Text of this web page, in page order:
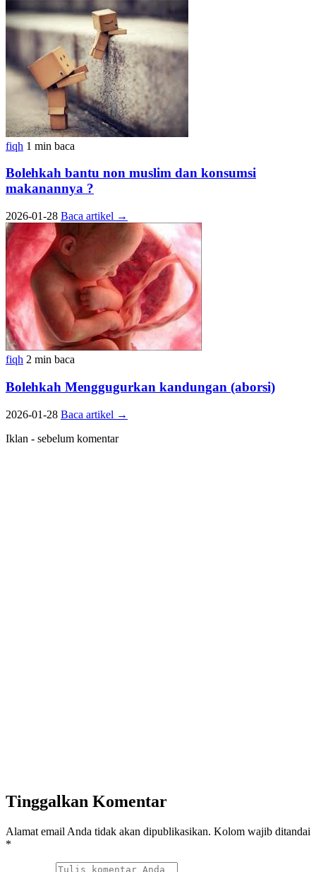
fiqh 1 min baca
Bolehkah bantu non muslim dan konsumsi
makanannya ?
2026-01-28 Baca artikel →
fiqh 2 min baca
Bolehkah Menggugurkan kandungan (aborsi)
2026-01-28 Baca artikel →
Iklan - sebelum komentar
Tinggalkan Komentar
Alamat email Anda tidak akan dipublikasikan. Kolom wajib ditandai
*